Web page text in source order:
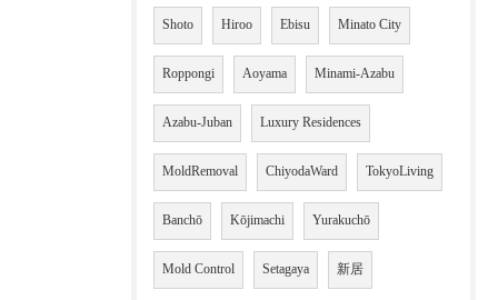
Shoto Hiroo Ebisu Minato City
Roppongi Aoyama Minami-Azabu
Azabu-Juban Luxury Residences
MoldRemoval ChiyodaWard TokyoLiving
Banchō Kōjimachi Yurakuchō
Mold Control Setagaya 新居